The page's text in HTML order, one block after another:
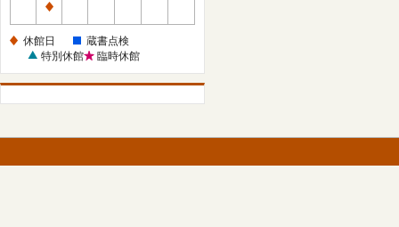
休
日
休館日
蔵書点検
特別休館
臨時休館